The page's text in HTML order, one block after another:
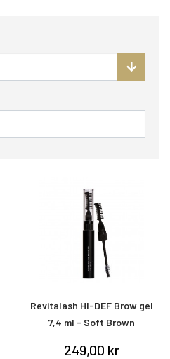
Revitalash HI-DEF Brow gel
7,4 ml - Soft Brown
249,00 kr